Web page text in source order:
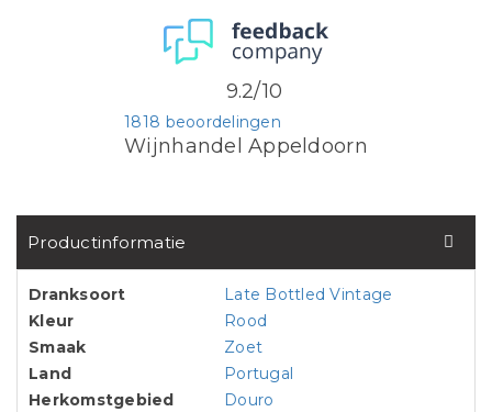
Wijnhandel Appeldoorn
1818 beoordelingen
9.2/10
Productinformatie
Dranksoort
Late Bottled Vintage
Kleur
Rood
Smaak
Zoet
Land
Portugal
Herkomstgebied
Douro